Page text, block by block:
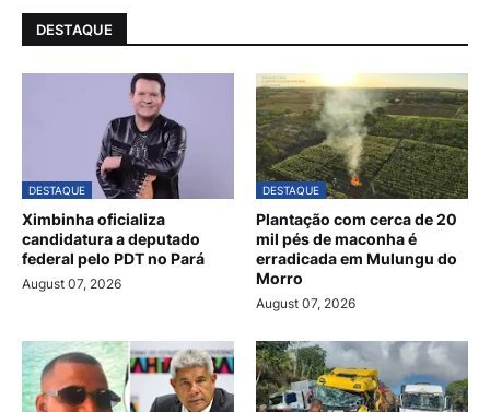
DESTAQUE
DESTAQUE
Ximbinha oficializa
candidatura a deputado
federal pelo PDT no Pará
August 07, 2026
DESTAQUE
Plantação com cerca de 20
mil pés de maconha é
erradicada em Mulungu do
Morro
August 07, 2026